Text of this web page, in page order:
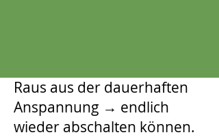
Raus aus der dauerhaften
Anspannung → endlich
wieder abschalten können.